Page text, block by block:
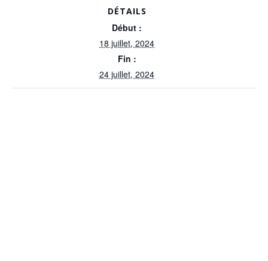
DÉTAILS
Début :
18 juillet, 2024
Fin :
24 juillet, 2024